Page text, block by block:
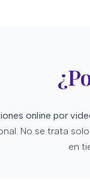
online por
No se trata
en